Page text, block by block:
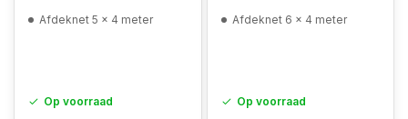
Afdeknet 5 x 4 meter
Op voorraad
Afdeknet 6 x 4 meter
Op voorraad